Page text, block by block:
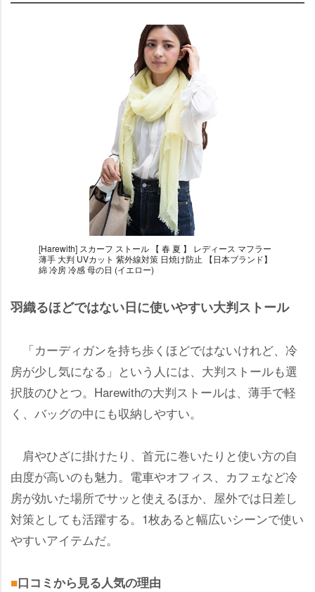
[Harewith] スカーフ ストール 【 春 夏 】 レディース マフラー
薄手 大判 UVカット 紫外線対策 日焼け防止 【日本ブランド】
綿 冷房 冷感 母の日 (イエロー)
羽織るほどではない日に使いやすい大判ストール
「カーディガンを持ち歩くほどではないけれど、冷
房が少し気になる」という人には、大判ストールも選
択肢のひとつ。Harewithの大判ストールは、薄手で軽
く、バッグの中にも収納しやすい。
肩やひざに掛けたり、首元に巻いたりと使い方の自
由度が高いのも魅力。電車やオフィス、カフェなど冷
房が効いた場所でサッと使えるほか、屋外では日差し
対策としても活躍する。1枚あると幅広いシーンで使い
すいアイテムだ。
■口コミから見る人気の理由